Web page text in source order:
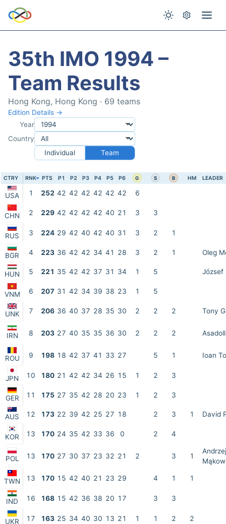
35th IMO 1994 –
Team Results
Hong Kong, Hong Kong · 69 teams
Edition Details →
Year
Country
Individual
Team
CTRY RNK PTS P1 P2 P3 P4 P5 P6 G S B HM LEADER
USA 1 252 42 42 42 42 42 42 6
CHN 2 229 42 42 42 42 40 21 3 3
RUS 3 224 29 42 40 42 40 31 3 2 1
BGR 4 223 36 42 42 34 41 28 3 2 1 Oleg
HUN 5 221 35 42 42 37 31 34 1 5 József
VNM 6 207 31 42 34 39 38 23 1 5
UNK 7 206 36 40 37 28 35 30 2 2 2 Tony
IRN 8 203 27 40 35 35 36 30 2 2 2
ROU 9 198 18 42 37 41 33 27 5 1 Ioan
JPN 10 180 21 42 42 34 26 15 1 2 3
GER 11 175 27 35 42 28 20 23 1 2 3
AUS 12 173 22 39 42 25 27 18 2 3 1 David
KOR 13 170 24 35 42 33 36 0 2 4
POL 13 170 27 30 37 23 32 21 2 3 1
Andrzej
TWN 13 170 15 42 40 21 23 29 4 1 1
IND 16 168 15 42 36 38 20 17 3 3
UKR 17 163 25 34 40 30 13 21 1 1 2 2